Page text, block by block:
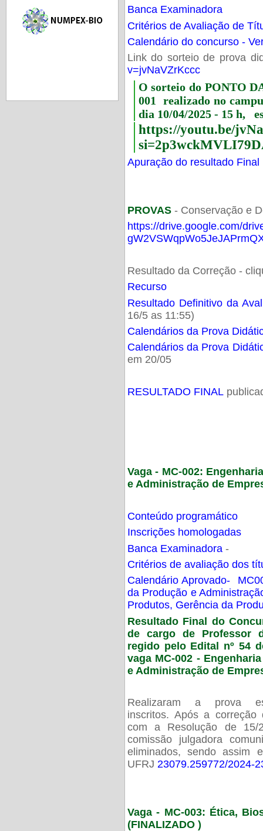
Banca Examinadora
Critérios de Avaliação de
Calendário do concurso -
Link do sorteio de prova
v=jvNaVZrKccc
O sorteio do PONTO
001 realizado no
dia 10/04/2025 - 15 h,
https://youtu.be/
Apuração do resultado Final
PROVAS- Conservação e
https://drive.google.com/
Resultado da Correção -
Recurso
Resultado Definitivo da
16/5 as 11:55)
Calendários da Prova
Calendários da Prova
em 20/05
RESULTADO FINAL
Vaga - MC-002:
e Administração de
Conteúdo programático
Inscrições homologadas
Banca Examinadora -
Critérios de avaliação dos
Calendário Aprovado-
da Produção e
Produtos, Gerência da
Resultado Final do
de cargo de Professor
regido pelo Edital nº 54
vaga MC-002 -
e Administração de
Realizaram a prova
inscritos. Após a
com a Resolução de 15/
comissão julgadora
eliminados, sendo assim
UFRJ 23079.259772/2024-
Vaga - MC-003: Ética,
(FINALIZADO )